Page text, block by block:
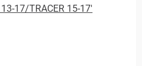
17/TRACER 15-17'